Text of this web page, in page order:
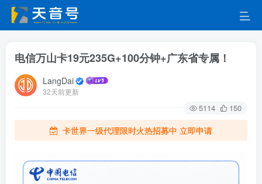
电信万山卡19元235G+100分钟+广东省专属！
LangDai
32天前更新
5114 150
卡世界一级代理限时火热招募中 立即申请